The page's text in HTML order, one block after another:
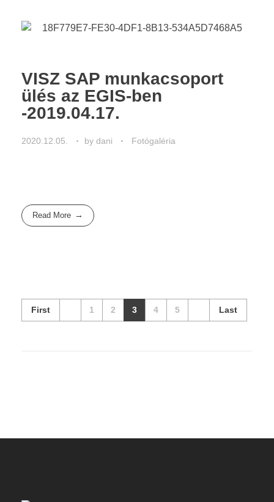
VISZ SAP munkacsoport
ülés az EGIS-ben
-2019.04.17.
2020.12.05. by dani Fotógaléria
Read More
First 1 2 3 4 5 Last